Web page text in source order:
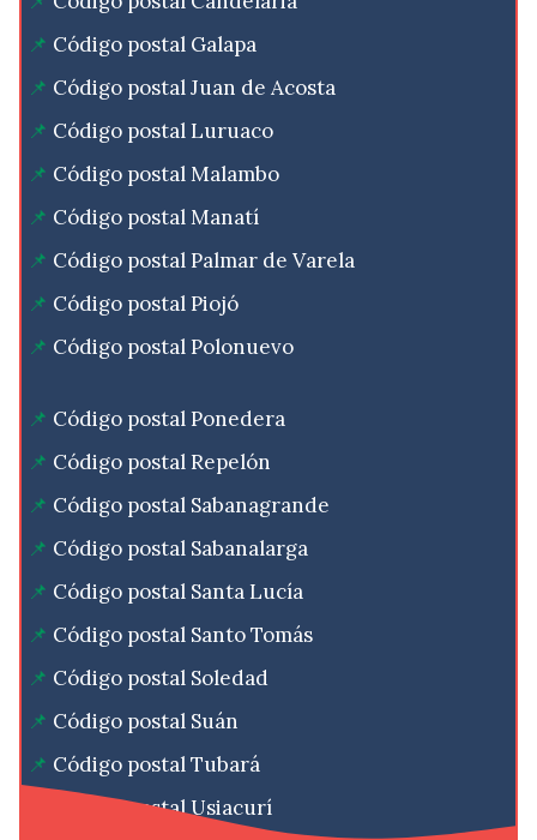
Código postal Galapa
Código postal Juan de Acosta
Código postal Luruaco
Código postal Malambo
Código postal Manatí
Código postal Palmar de Varela
Código postal Piojó
Código postal Polonuevo
Código postal Ponedera
Código postal Repelón
Código postal Sabanagrande
Código postal Sabanalarga
Código postal Santa Lucía
Código postal Santo Tomás
Código postal Soledad
Código postal Suán
Código postal Tubará
Código postal Usiacurí